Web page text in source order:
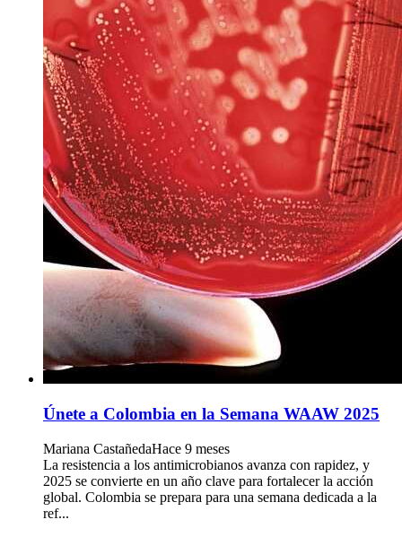
Únete a Colombia en la Semana WAAW 2025
Mariana CastañedaHace 9 meses
La resistencia a los antimicrobianos avanza con rapidez, y
2025 se convierte en un año clave para fortalecer la acción
global. Colombia se prepara para una semana dedicada a la
ref...